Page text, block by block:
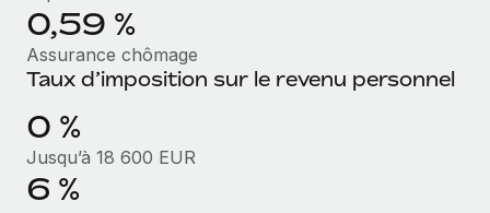
Avantages sociaux
Gérez facilement les avantages sociaux
Remote a toujours pour mission d'aider les entreprises de
toute taille à embaucher, gérer et payer...
Comment Phiture gère ses 55 employés
répartis dans 19 pays grâce à Remote
0,59 %
Assurance chômage
Taux d’imposition sur le revenu personnel
0 %
Jusqu’à 18 600 EUR
6 %